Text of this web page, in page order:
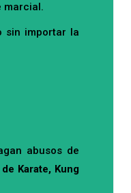
marcial.
sin importar la
abusos de
Karate, Kung